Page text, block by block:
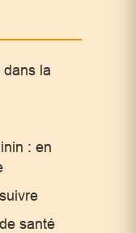
dans la
: en
santé